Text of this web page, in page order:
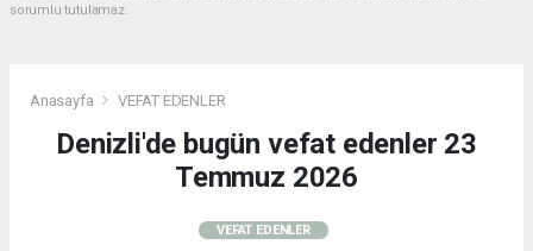
sorumlu tutulamaz.
Anasayfa VEFAT EDENLER
Denizli'de bugün vefat edenler 23
Temmuz 2026
VEFAT EDENLER